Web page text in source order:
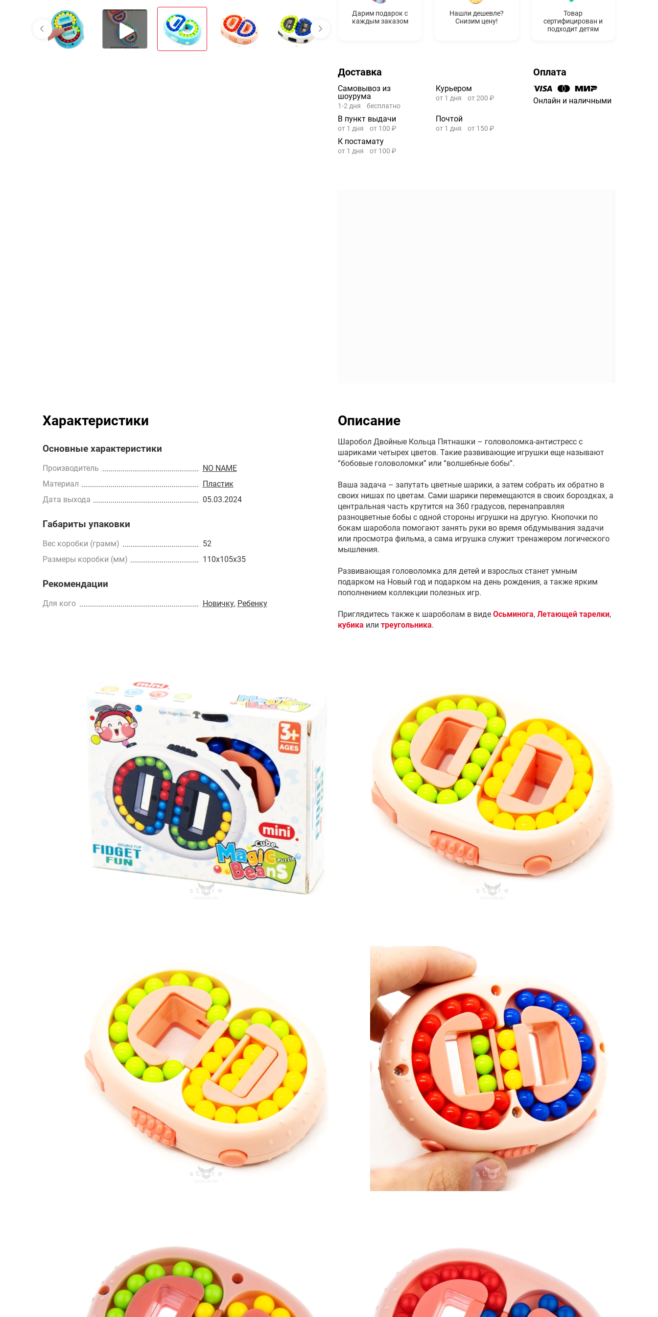
Дарим подарок с
каждым заказом
Нашли дешевле?
Снизим цену!
Товар
сертифицирован и
подходит детям
Доставка
Самовывоз из
шоурума
1-2 дня бесплатно
Курьером
от 1 дня от 200 ₽
В пункт выдачи
от 1 дня от 100 ₽
Почтой
от 1 дня от 150 ₽
К постамату
от 1 дня от 100 ₽
Оплата
Онлайн и наличными
Характеристики
Основные характеристики
Производитель
NO NAME
Материал
Пластик
Дата выхода
05.03.2024
Габариты упаковки
Вес коробки (грамм)
52
Размеры коробки (мм)
110x105x35
Рекомендации
Для кого Новичку, Ребенку
Описание
Шаробол Двойные Кольца Пятнашки – головоломка-антистресс с
шариками четырех цветов. Такие развивающие игрушки еще называют
“бобовые головоломки” или “волшебные бобы”.
Ваша задача – запутать цветные шарики, а затем собрать их обратно в
своих нишах по цветам. Сами шарики перемещаются в своих бороздках, а
центральная часть крутится на 360 градусов, перенаправляя
разноцветные бобы с одной стороны игрушки на другую. Кнопочки по
бокам шаробола помогают занять руки во время обдумывания задачи
или просмотра фильма, а сама игрушка служит тренажером логического
мышления.
Развивающая головоломка для детей и взрослых станет умным
подарком на Новый год и подарком на день рождения, а также ярким
пополнением коллекции полезных игр.
Приглядитесь также к шароболам в виде Осьминога, Летающей тарелки,
кубика или треугольника.